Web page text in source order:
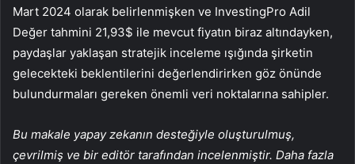
Mart 2024 olarak belirlenmişken ve InvestingPro Adil
Değer tahmini 21,93$ ile mevcut fiyatın biraz altındayken,
paydaşlar yaklaşan stratejik inceleme ışığında şirketin
gelecekteki beklentilerini değerlendirirken göz önünde
bulundurmaları gereken önemli veri noktalarına sahipler.
Bu makale yapay zekanın desteğiyle oluşturulmuş,
çevrilmiş ve bir editör tarafından incelenmiştir. Daha fazla